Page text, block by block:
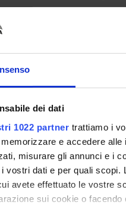
dei dati
1022 partner trattiamo i
e accedere
misurare gli annunci e i
vostri dati e per quali scopi.
avete effettuato le vostre
sui cookie o
Zoccatelli
Disciplinary Sector
10 - FOOD CHEMISTRY
teaching is organized
teoria
Credits
5